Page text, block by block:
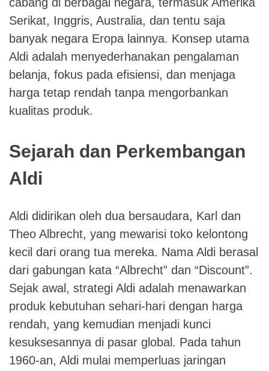
Serikat, Inggris, Australia, dan tentu saja
banyak negara Eropa lainnya. Konsep utama
Aldi adalah menyederhanakan pengalaman
belanja, fokus pada efisiensi, dan menjaga
harga tetap rendah tanpa mengorbankan
kualitas produk.
Sejarah dan Perkembangan
Aldi
Aldi didirikan oleh dua bersaudara, Karl dan
Theo Albrecht, yang mewarisi toko kelontong
kecil dari orang tua mereka. Nama Aldi berasal
dari gabungan kata “Albrecht” dan “Discount”.
Sejak awal, strategi Aldi adalah menawarkan
produk kebutuhan sehari-hari dengan harga
rendah, yang kemudian menjadi kunci
kesuksesannya di pasar global. Pada tahun
1960-an, Aldi mulai memperluas jaringan